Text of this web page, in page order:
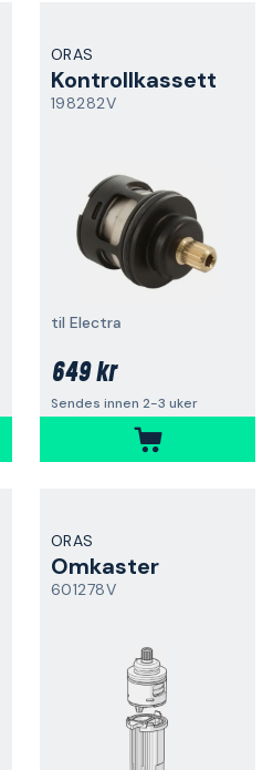
ORAS
Kontrollkassett
198282V
til Electra
649 kr
Sendes innen 2-3 uker
ORAS
Omkaster
601278V